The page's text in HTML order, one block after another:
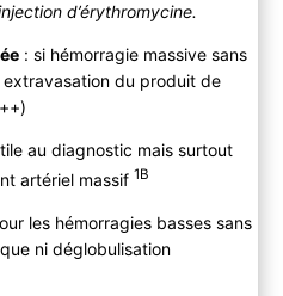
d’érythromycine.
: si hémorragie massive sans
extravasation du produit de
au diagnostic mais surtout
artériel massif 1B
les hémorragies basses sans
ni déglobulisation